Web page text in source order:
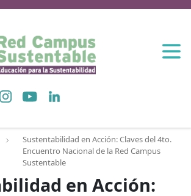
InstagramYouTubeLinkedIn
Sustentabilidad en Acción: Claves del 4to.
Encuentro Nacional de la Red Campus
Sustentable
en Acción: